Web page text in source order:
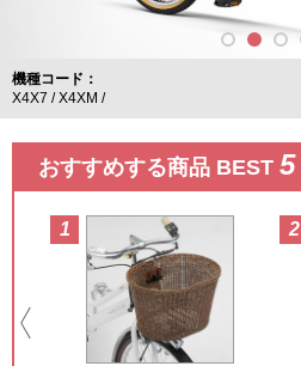
機種コード
X4X7
X4XM
おすすめする商品 BEST 5
1 2